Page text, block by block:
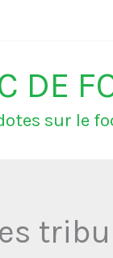
DE
sur le